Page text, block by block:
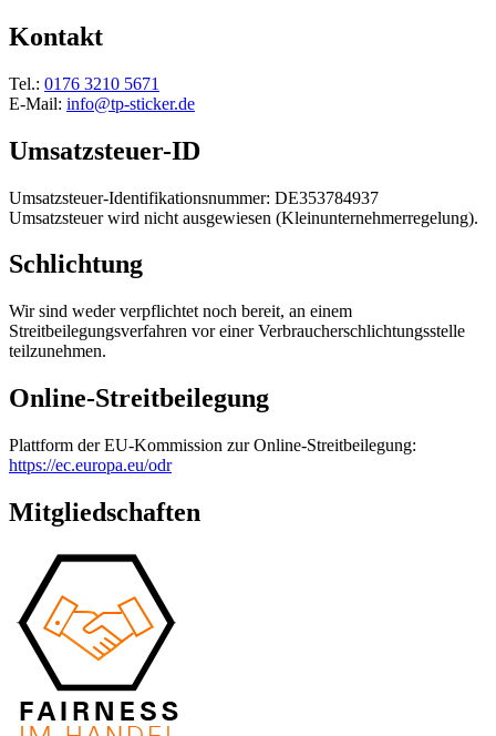
Kontakt
Tel.: 0176 3210 5671
E-Mail: info@tp-sticker.de
Umsatzsteuer-ID
Umsatzsteuer-Identifikationsnummer: DE353784937
Umsatzsteuer wird nicht ausgewiesen (Kleinunternehmerregelung).
Schlichtung
Wir sind weder verpflichtet noch bereit, an einem
Streitbeilegungsverfahren vor einer Verbraucherschlichtungsstelle
teilzunehmen.
Online-Streitbeilegung
Plattform der EU-Kommission zur Online-Streitbeilegung:
https://ec.europa.eu/odr
Mitgliedschaften